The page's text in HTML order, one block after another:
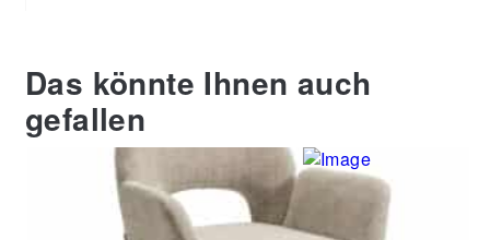
Das könnte Ihnen auch
gefallen
Esszimmerstuhl Luno, beige,
Breite ca. 60 cm
Stuhl Meeri, grau,
cm